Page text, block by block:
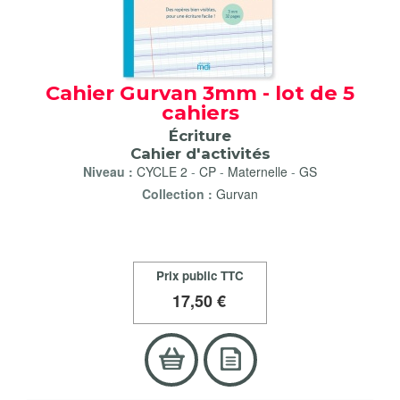
Cahier Gurvan 3mm - lot de 5
cahiers
Écriture
Cahier d'activités
Niveau : CYCLE 2 - CP - Maternelle - GS
Collection : Gurvan
Prix public TTC
17,50 €